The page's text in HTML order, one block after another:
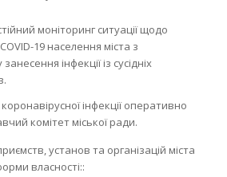
моніторинг ситуації щодо
19 населення міста з
інфекції із сусідніх
інфекції оперативно
комітет міської ради.
установ та організацій міста
власності::